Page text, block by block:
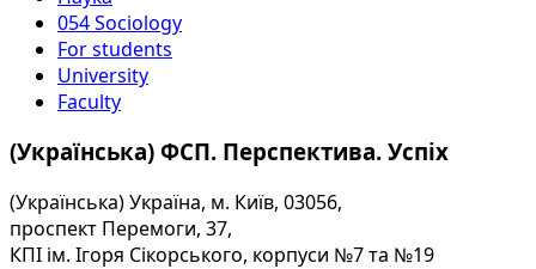
054 Sociology
For students
University
Faculty
(Українська) ФСП. Перспектива. Успіх
(Українська) Україна, м. Київ, 03056,
проспект Перемоги, 37,
КПІ ім. Ігоря Сікорського, корпуси №7 та №19